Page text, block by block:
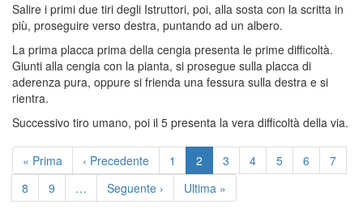
Cadenti
Salire i primi due tiri degli Istruttori, poi, alla sosta con la scritta in
più, proseguire verso destra, puntando ad un albero.
La prima placca prima della cengia presenta le prime difficoltà.
Giunti alla cengia con la pianta, si prosegue sulla placca di
aderenza pura, oppure si frienda una fessura sulla destra e si
rientra.
Successivo tiro umano, poi il 5 presenta la vera difficoltà della via.
Paginazione
Prima
pagina
« Prima
Pagina
precedente
‹ Precedente Pagina
1
Pagina
attuale
2 Pagina
3 Pagina
4 Pagina
5 Pagina
6
7
Pagina
8 Pagina
9 …
Pagina
successiva
Seguente ›
Ultima
pagina
Ultima »